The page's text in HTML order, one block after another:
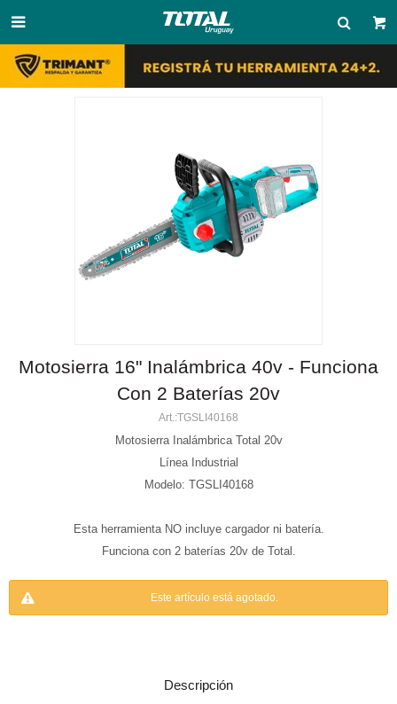

Motosierra 16" Inalámbrica 40v - Funciona
Con 2 Baterías 20v
TGSLI40168
Motosierra Inalámbrica Total 20v
Línea Industrial
Modelo: TGSLI40168
Esta herramienta NO incluye cargador ni batería.
Funciona con 2 baterías 20v de Total.
Este artículo está agotado.
Descripción